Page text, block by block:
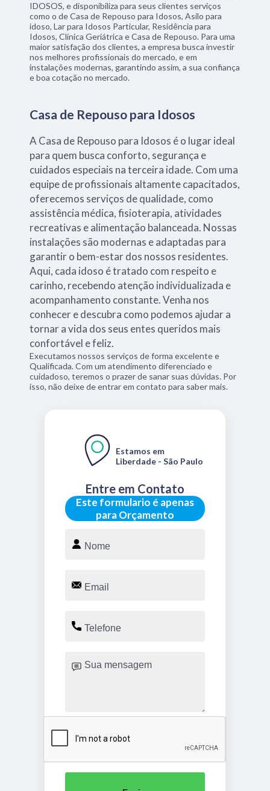
IDOSOS, e disponibiliza para seus clientes serviços
como o de Casa de Repouso para Idosos, Asilo para
idoso, Lar para Idosos Particular, Residência para
Idosos, Clínica Geriátrica e Casa de Repouso. Para uma
maior satisfação dos clientes, a empresa busca investir
nos melhores profissionais do mercado, e em
instalações modernas, garantindo assim, a sua confiança
e boa cotação no mercado.
Casa de Repouso para Idosos
A Casa de Repouso para Idosos é o lugar ideal
para quem busca conforto, segurança e
cuidados especiais na terceira idade. Com uma
equipe de profissionais altamente capacitados,
oferecemos serviços de qualidade, como
assistência médica, fisioterapia, atividades
recreativas e alimentação balanceada. Nossas
instalações são modernas e adaptadas para
garantir o bem-estar dos nossos residentes.
Aqui, cada idoso é tratado com respeito e
carinho, recebendo atenção individualizada e
acompanhamento constante. Venha nos
conhecer e descubra como podemos ajudar a
tornar a vida dos seus entes queridos mais
confortável e feliz.
Executamos nossos serviços de forma excelente e
Qualificada. Com um atendimento diferenciado e
cuidadoso, teremos o prazer de sanar suas dúvidas. Por
isso, não deixe de entrar em contato para saber mais.
Este formulario é apenas
para Orçamento
Entre em Contato
Estamos em
Liberdade - São Paulo